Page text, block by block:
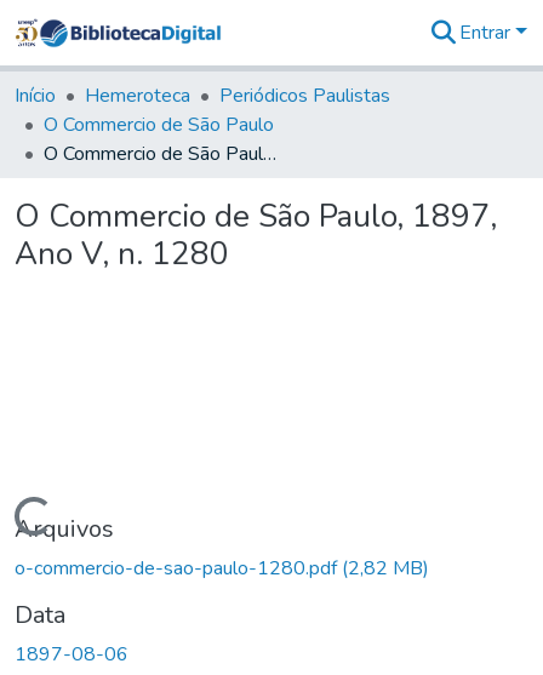
&
Coleções
Tudo na
Biblioteca
Estatísticas
Entrar
Início Hemeroteca
Periódicos Paulistas
O Commercio de São Paulo
O Commercio de São Paulo, 1897, Ano V, n. 1280
O Commercio de São Paulo, 1897,
Ano V, n. 1280
Carregando...
Arquivos
o-commercio-de-sao-paulo-1280.pdf(2,82 MB)
Data
1897-08-06